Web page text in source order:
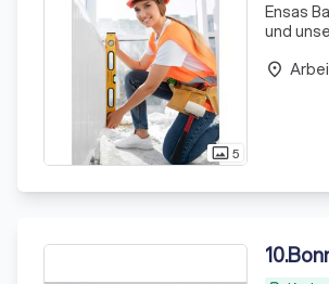
photo_size_select_actual5
Ensas
und
place
10.